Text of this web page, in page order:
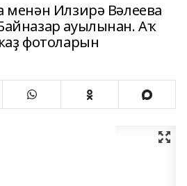
менән Илзирә Вәлеева
ауылынан. Аҡ
фотоларын